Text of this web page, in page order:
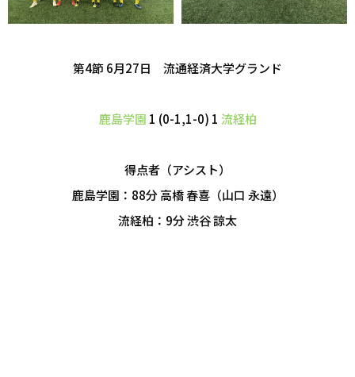
第4節 6月27日 流通経済大学グランド
鹿島学園 1 (0-1,1-0) 1 流経柏
得点者（アシスト）
鹿島学園：88分 高橋 春喜（山口 永遠）
流経柏：9分 渋谷 諒太